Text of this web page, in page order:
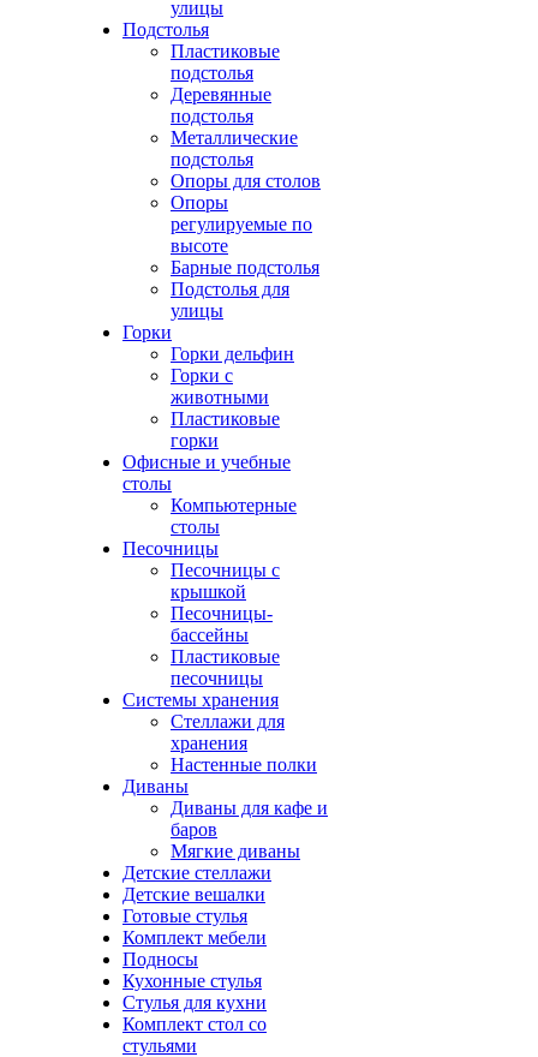
улицы
Подстолья
Пластиковые
подстолья
Деревянные
подстолья
Металлические
подстолья
Опоры для столов
Опоры
регулируемые по
высоте
Барные подстолья
Подстолья для
улицы
Горки
Горки дельфин
Горки с
животными
Пластиковые
горки
Офисные и учебные
столы
Компьютерные
столы
Песочницы
Песочницы с
крышкой
Песочницы-
бассейны
Пластиковые
песочницы
Системы хранения
Стеллажи для
хранения
Настенные полки
Диваны
Диваны для кафе и
баров
Мягкие диваны
Детские стеллажи
Детские вешалки
Готовые стулья
Комплект мебели
Подносы
Кухонные стулья
Стулья для кухни
Комплект стол со
стульями